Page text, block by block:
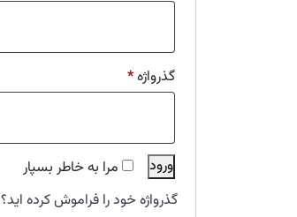
گذرواژه*
مرا به خاطر بسپار
ورود
گذرواژه خود را فراموش کرده اید؟